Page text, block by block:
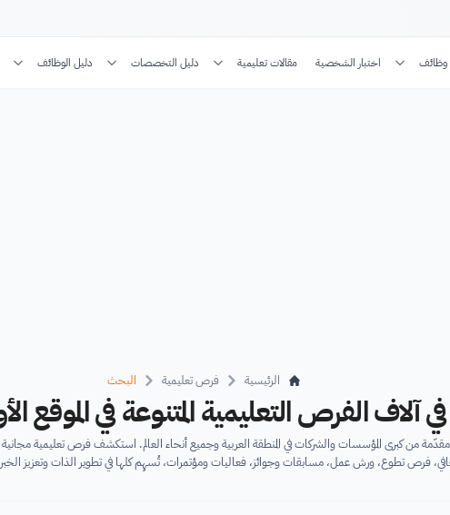
وظائف اختبار الشخصية مقالات تعليمية دليل التخصصات دليل الوظائف
الرئيسية فرص تعليمية البحث
آلاف الفرص التعليمية المتنوعة في الموقع
من كبرى المؤسسات والشركات في المنطقة العربية وجميع أنحاء العالم. استكشف فرص تعليمية
فرص تطوع، ورش عمل، مسابقات وجوائز، فعاليات ومؤتمرات، تُسهِم كلها في تطوير الذات وتعزيز